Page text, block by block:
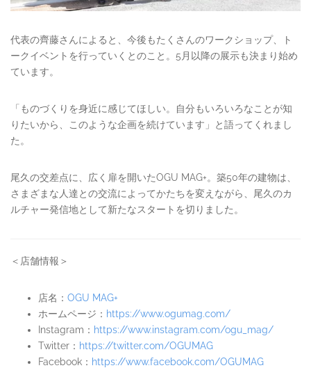
代表の齊藤さんによると、今後もたくさんのワークショップ、ト
ークイベントを行っていくとのこと。5月以降の展示も決まり始め
ています。
「ものづくりを身近に感じてほしい。自分もいろいろなことが知
りたいから、このような企画を続けています」と語ってくれまし
た。
尾久の交差点に、広く扉を開いたOGU MAG+。築50年の建物は、
さまざまな人達との交流によってかたちを変えながら、尾久のカ
ルチャー発信地として新たなスタートを切りました。
＜店舗情報＞
店名： OGU MAG+
ホームページ： https://www.ogumag.com/
Instagram： https://www.instagram.com/ogu_mag/
Twitter： https://twitter.com/OGUMAG
Facebook： https://www.facebook.com/OGUMAG